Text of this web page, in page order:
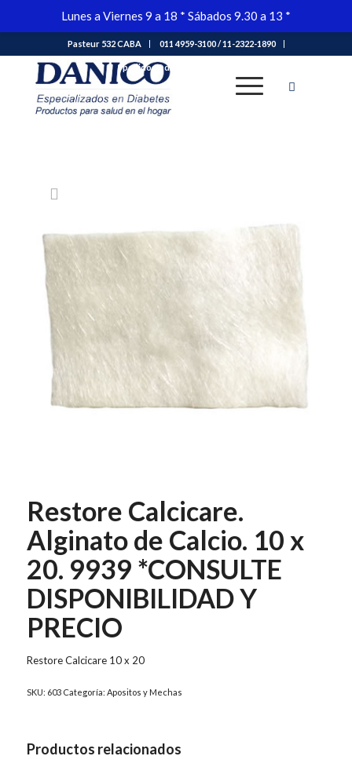
Pasteur 532 CABA 011 4959-3100 / 11-2322-1890
pedidos@danico.com.ar
Tienda
Restore Calcicare.
Alginato de Calcio. 10 x
20. 9939 *CONSULTE
DISPONIBILIDAD Y
PRECIO
Restore Calcicare 10 x 20
SKU: 603 Categoría: Apositos y Mechas
Productos relacionados
Lunes a Viernes 9 a 18 * Sábados 9.30 a 13 *